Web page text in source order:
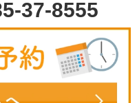
37-8555